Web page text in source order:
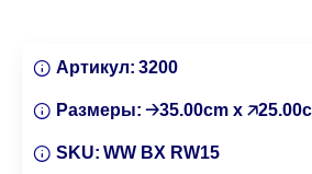
Артикул: 3200
Размеры: 🡢35.00cm x
SKU: WW BX RW15